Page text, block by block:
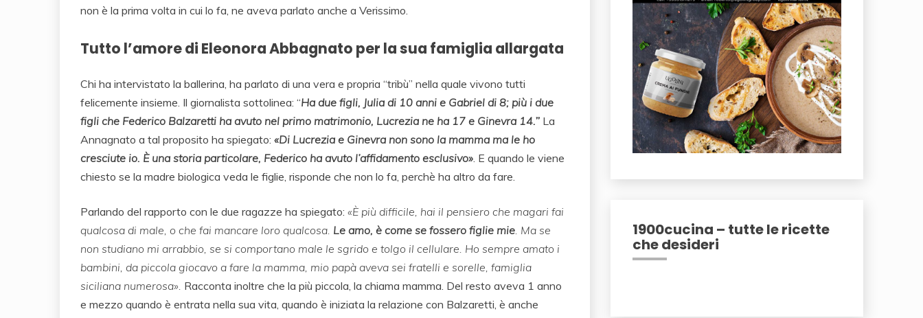
non è la prima volta in cui lo fa, ne aveva parlato anche a Verissimo.
Tutto l’amore di Eleonora Abbagnato per la sua famiglia allargata
Chi ha intervistato la ballerina, ha parlato di una vera e propria “tribù” nella quale vivono tutti
felicemente insieme. Il giornalista sottolinea: “Ha due figli, Julia di 10 anni e Gabriel di 8; più i due
figli che Federico Balzaretti ha avuto nel primo matrimonio, Lucrezia ne ha 17 e Ginevra 14.” La
Annagnato a tal proposito ha spiegato: «Di Lucrezia e Ginevra non sono la mamma ma le ho
cresciute io. È una storia particolare, Federico ha avuto l’affidamento esclusivo». E quando le viene
chiesto se la madre biologica veda le figlie, risponde che non lo fa, perchè ha altro da fare.
Parlando del rapporto con le due ragazze ha spiegato: «È più difficile, hai il pensiero che magari fai
qualcosa di male, o che fai mancare loro qualcosa. Le amo, è come se fossero figlie mie. Ma se
non studiano mi arrabbio, se si comportano male le sgrido e tolgo il cellulare. Ho sempre amato i
bambini, da piccola giocavo a fare la mamma, mio papà aveva sei fratelli e sorelle, famiglia
siciliana numerosa». Racconta inoltre che la più piccola, la chiama mamma. Del resto aveva 1 anno
e mezzo quando è entrata nella sua vita, quando è iniziata la relazione con Balzaretti, è anche
1900cucina – tutte le ricette
che desideri